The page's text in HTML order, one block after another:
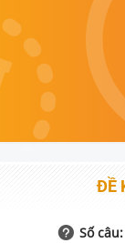
ĐỀ
Số câu: